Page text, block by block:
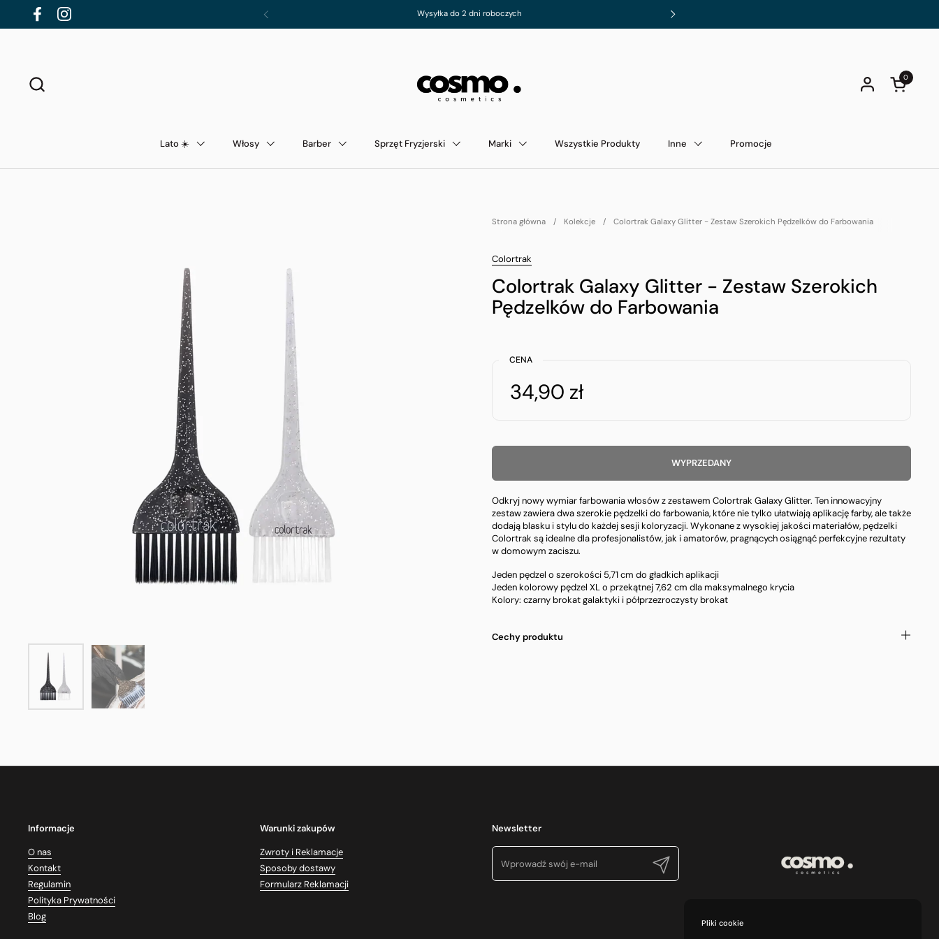
Przejdź do zawartości
FacebookInstagram Poprzednie Wysyłka do 2 dni roboczych Dalej
Otwórz
0
Lato ☀️ Włosy Barber Sprzęt Fryzjerski Marki Wszystkie Produkty Inne Promocje
Strona główna / Kolekcje / Colortrak Galaxy Glitter - Zestaw Szerokich Pędzelków do Farbowania
Colortrak
Colortrak Galaxy Glitter - Zestaw Szerokich
Pędzelków do Farbowania
CENA
34,90 zł
WYPRZEDANY
Odkryj nowy wymiar farbowania włosów z zestawem Colortrak Galaxy Glitter. Ten innowacyjny
zestaw zawiera dwa szerokie pędzelki do farbowania, które nie tylko ułatwiają aplikację farby, ale także
dodają blasku i stylu do każdej sesji koloryzacji. Wykonane z wysokiej jakości materiałów, pędzelki
Colortrak są idealne dla profesjonalistów, jak i amatorów, pragnących osiągnąć perfekcyjne rezultaty
w domowym zaciszu.
Jeden pędzel o szerokości 5,71 cm do gładkich aplikacji
Jeden kolorowy pędzel XL o przekątnej 7,62 cm dla maksymalnego krycia
Kolory: czarny brokat galaktyki i półprzezroczysty brokat
Cechy produktu
Informacje
O nas
Kontakt
Regulamin
Polityka Prywatności
Blog
Warunki zakupów
Zwroty i Reklamacje
Sposoby dostawy
Formularz Reklamacji
Newsletter
Prześlij
Pliki cookie